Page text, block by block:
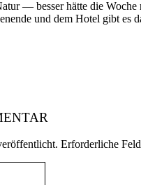
— besser hätte die
und dem Hotel gibt es
Erforderliche